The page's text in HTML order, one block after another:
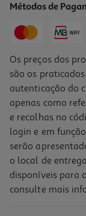
-33%
Iogurte Proteina
Métodos de
Os preços dos
são os
autenticação do
apenas como
e recolhas no
login e em
serão
o local de
disponíveis para
consulte mais